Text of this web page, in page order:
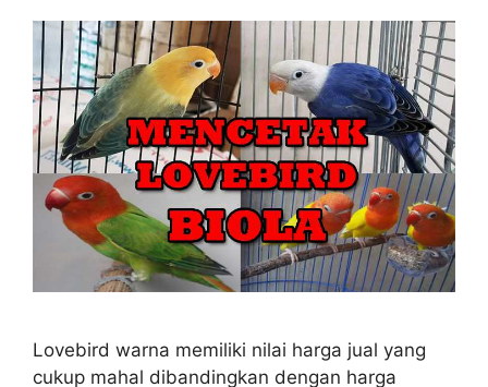
Lovebird warna memiliki nilai harga jual yang
cukup mahal dibandingkan dengan harga